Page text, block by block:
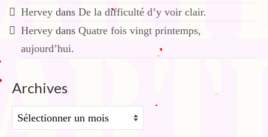
Hervey dans De la difficulté d’y voir clair.
Hervey dans Quatre fois vingt printemps,
aujourd’hui.
Archives
Archives